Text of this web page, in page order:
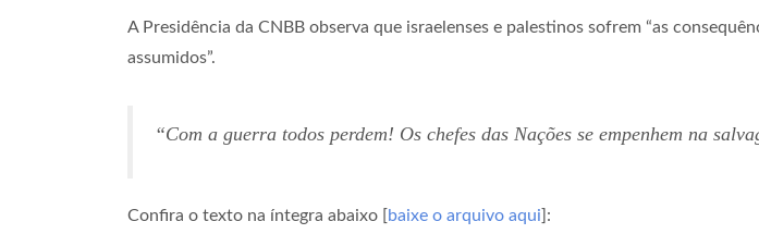
A Presidência da CNBB observa que israelenses e palestinos sofrem “as
assumidos”.
“Com a guerra todos perdem! Os chefes das Nações se empenhem na
Confira o texto na íntegra abaixo [ baixe o arquivo aqui ]: